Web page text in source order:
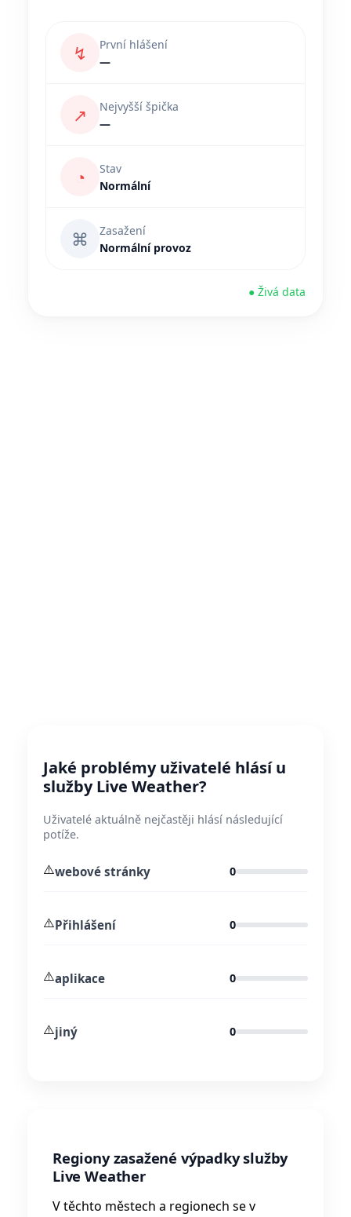
↯
První hlášení
—
↗
Nejvyšší špička
—
◔
Stav
Normální
⌘
Zasažení
Normální provoz
● Živá data
Jaké problémy uživatelé hlásí u
služby Live Weather?
Uživatelé aktuálně nejčastěji hlásí následující
potíže.
⚠️webové stránky 0
⚠️Přihlášení 0
⚠️aplikace 0
⚠️jiný 0
Regiony zasažené výpadky služby
Live Weather
V těchto městech a regionech se v